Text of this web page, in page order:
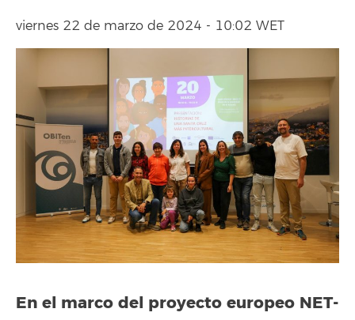
viernes 22 de marzo de 2024 - 10:02 WET
En el marco del proyecto europeo NET-